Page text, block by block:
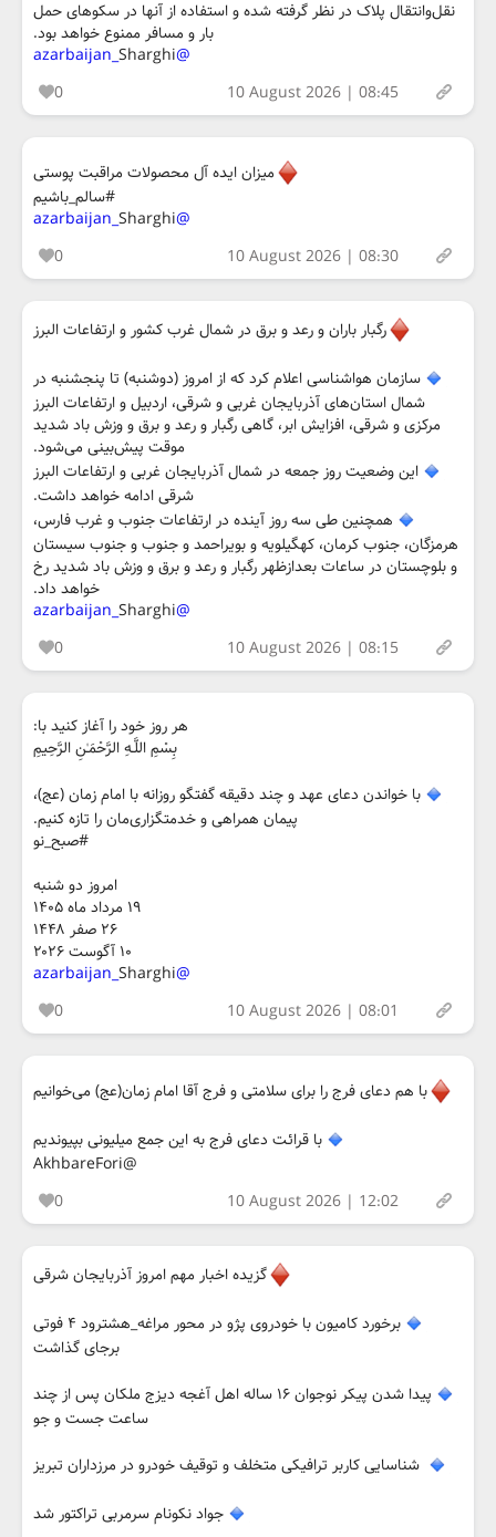
نقل‌وانتقال پلاک در نظر گرفته شده و استفاده از آنها در سکوهای حمل
بار و مسافر ممنوع خواهد بود.
@azarbaijan_
Sharghi
0
10 August 2026 | 08:45
میزان ایده آل محصولات مراقبت پوستی
#سالم_باشیم
@azarbaijan_
Sharghi
0
10 August 2026 | 08:30
رگبار باران و رعد و برق در شمال غرب کشور و ارتفاعات البرز
سازمان هواشناسی اعلام کرد که از امروز (دوشنبه) تا پنجشنبه در
شمال استان‌های آذربایجان غربی و شرقی، اردبیل و ارتفاعات البرز
مرکزی و شرقی، افزایش ابر، گاهی رگبار و رعد و برق و وزش باد شدید
موقت پیش‌بینی می‌شود.
این وضعیت روز جمعه در شمال آذربایجان غربی و ارتفاعات البرز
شرقی ادامه خواهد داشت.
همچنین طی سه روز آینده در ارتفاعات جنوب و غرب فارس،
هرمزگان، جنوب کرمان، کهگیلویه و بویراحمد و جنوب و جنوب سیستان
و بلوچستان در ساعات بعدازظهر رگبار و رعد و برق و وزش باد شدید رخ
خواهد داد.
@azarbaijan_
Sharghi
0
10 August 2026 | 08:15
هر روز خود را آغاز کنید با:
بِسْمِ اللَّـهِ الرَّحْمَـٰنِ الرَّحِيمِ
با خواندن دعای عهد و چند دقیقه گفتگو روزانه با امام زمان (عج)،
پیمان همراهی و خدمتگزاری‌مان را تازه کنیم.
#صبح_نو
امروز دو شنبه
۱۹ مرداد ماه ۱۴۰۵
۲۶ صفر ۱۴۴۸
۱۰ آگوست ۲۰۲۶
@azarbaijan_
Sharghi
0
10 August 2026 | 08:01
با هم دعای فرج را برای سلامتی و فرج آقا امام زمان(عج) می‌خوانیم
با قرائت دعای فرج به این جمع میلیونی بپیوندیم
@AkhbareFori
0
10 August 2026 | 12:02
گزیده اخبار مهم امروز آذربایجان شرقی
برخورد کامیون با خودروی پژو در محور مراغه_هشترود ۴ فوتی
برجای گذاشت
پیدا شدن پیکر نوجوان ۱۶ ساله اهل آغجه دیزج ملکان پس از چند
ساعت جست و جو
شناسایی کاربر ترافیکی متخلف و توقیف خودرو در مرزداران تبریز
جواد نکونام سرمربی تراکتور شد